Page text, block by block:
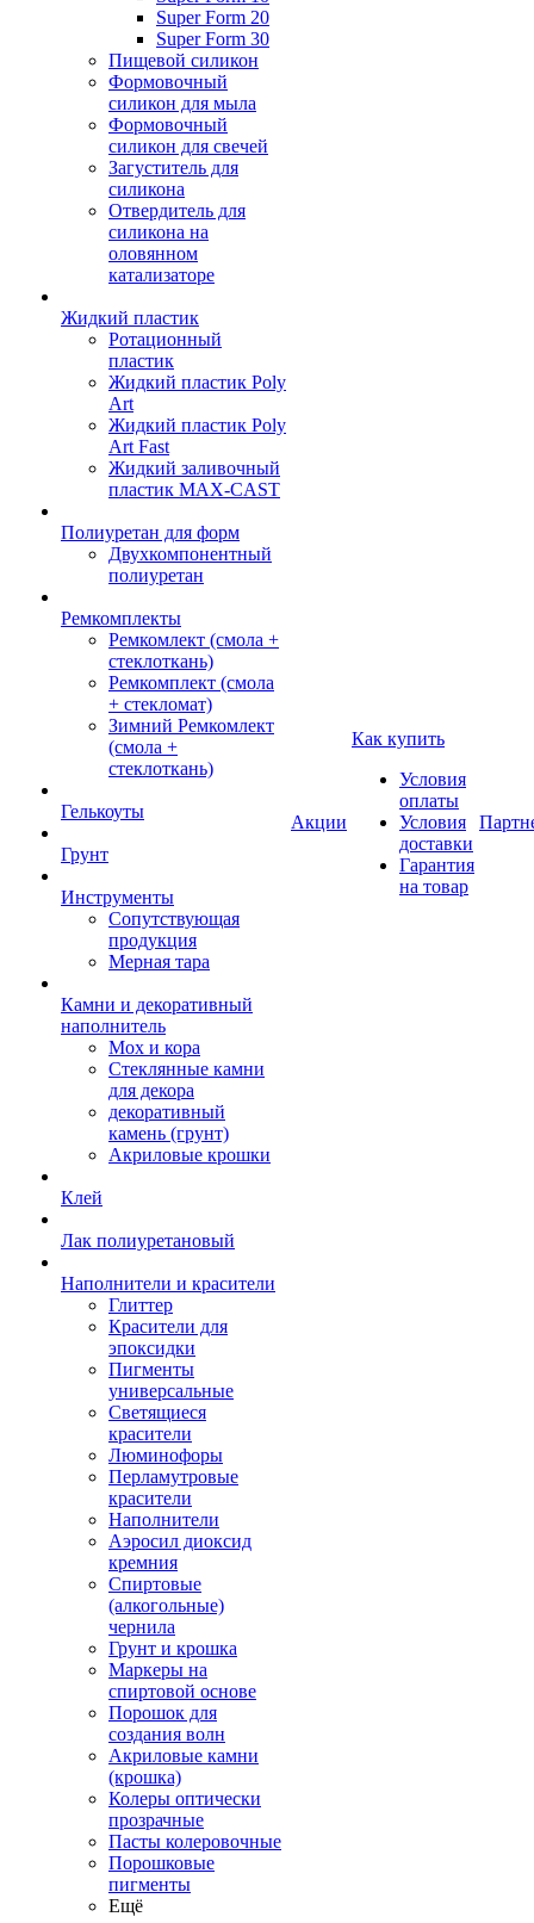
Super Form 20
Super Form 30
Пищевой силикон
Формовочный
силикон для мыла
Формовочный
силикон для свечей
Загуститель для
силикона
Отвердитель для
силикона на
оловянном
катализаторе
Жидкий пластик
Ротационный
пластик
Жидкий пластик Poly
Art
Жидкий пластик Poly
Art Fast
Жидкий заливочный
пластик MAX-CAST
Полиуретан для форм
Двухкомпонентный
полиуретан
Ремкомплекты
Ремкомлект (смола +
стеклоткань)
Ремкомплект (смола
+ стекломат)
Зимний Ремкомлект
(смола +
стеклоткань)
Гелькоуты
Грунт
Инструменты
Сопутствующая
продукция
Мерная тара
Камни и декоративный
наполнитель
Мох и кора
Стеклянные камни
для декора
декоративный
камень (грунт)
Акриловые крошки
Клей
Лак полиуретановый
Наполнители и красители
Глиттер
Красители для
эпоксидки
Пигменты
универсальные
Светящиеся
красители
Люминофоры
Перламутровые
красители
Наполнители
Аэросил диоксид
кремния
Спиртовые
(алкогольные)
чернила
Грунт и крошка
Маркеры на
спиртовой основе
Порошок для
создания волн
Акриловые камни
(крошка)
Колеры оптически
прозрачные
Пасты колеровочные
Порошковые
пигменты
Ещё
Акции
Как купить
Условия
оплаты
Условия
доставки
Гарантия
на товар